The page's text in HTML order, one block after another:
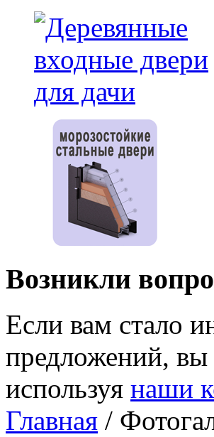
Возникли
Если вам стало
предложений, вы
используя наши
Главная /